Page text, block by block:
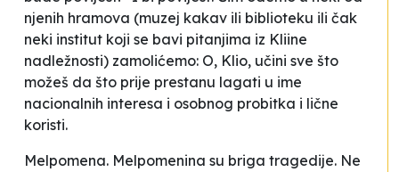
njenih hramova (muzej kakav ili biblioteku ili čak
neki institut koji se bavi pitanjima iz Kliine
nadležnosti) zamolićemo: O, Klio, učini sve što
možeš da što prije prestanu lagati u ime
nacionalnih interesa i osobnog probitka i lične
koristi.
Melpomena. Melpomenina su briga tragedije. Ne